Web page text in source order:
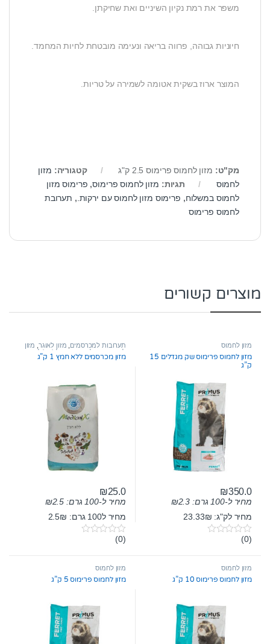
משפר את רמת נקיון השיניים ואת שחיקתן.
חיוניות גבוהה, פרווה בריאה ונעימה מובטחת לחיות המחמד.
המוצר ארוז בשקית אטומה לשמירה על טריות.
מק"ט: מזון לחמוס פרימוס 2.5 ק"ג קטגוריה: מזון
לחמוס
תגיות: מזון לחמוס פרימוס, פרימוס מזון
לחמוס במשלוח, פרימוס מזון לחמוס עם ירקות., תערובת
לחמוס פרימוס
מוצרים קשורים
מזון לחמוס
מזון לחמוס פרימוס שק מגדלים 15
ק”ג
₪350.0
מחיר ל-100 גרם: ₪2.3
מחיר לק"ג: 23.33₪
0
t
f
(0)
תערובות למכרסמים מזון לאוגר מזון
לשרקן
מזון לארנב מזון לצ'ינצ'ילה
לחמוס,מזון לחולדה
מזון מכרסמים ללא חמץ 1 ק”ג
₪25.0
מחיר ל-100 גרם: ₪2.5
מחיר ל100 גרם: 2.5₪
0
t
f
(0)
מזון לחמוס
מזון לחמוס פרימוס 10 ק”ג
מזון לחמוס
מזון לחמוס פרימוס 5 ק”ג